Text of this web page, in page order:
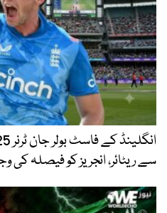
سے ریٹائر، انجریز کو فیصلہ کی